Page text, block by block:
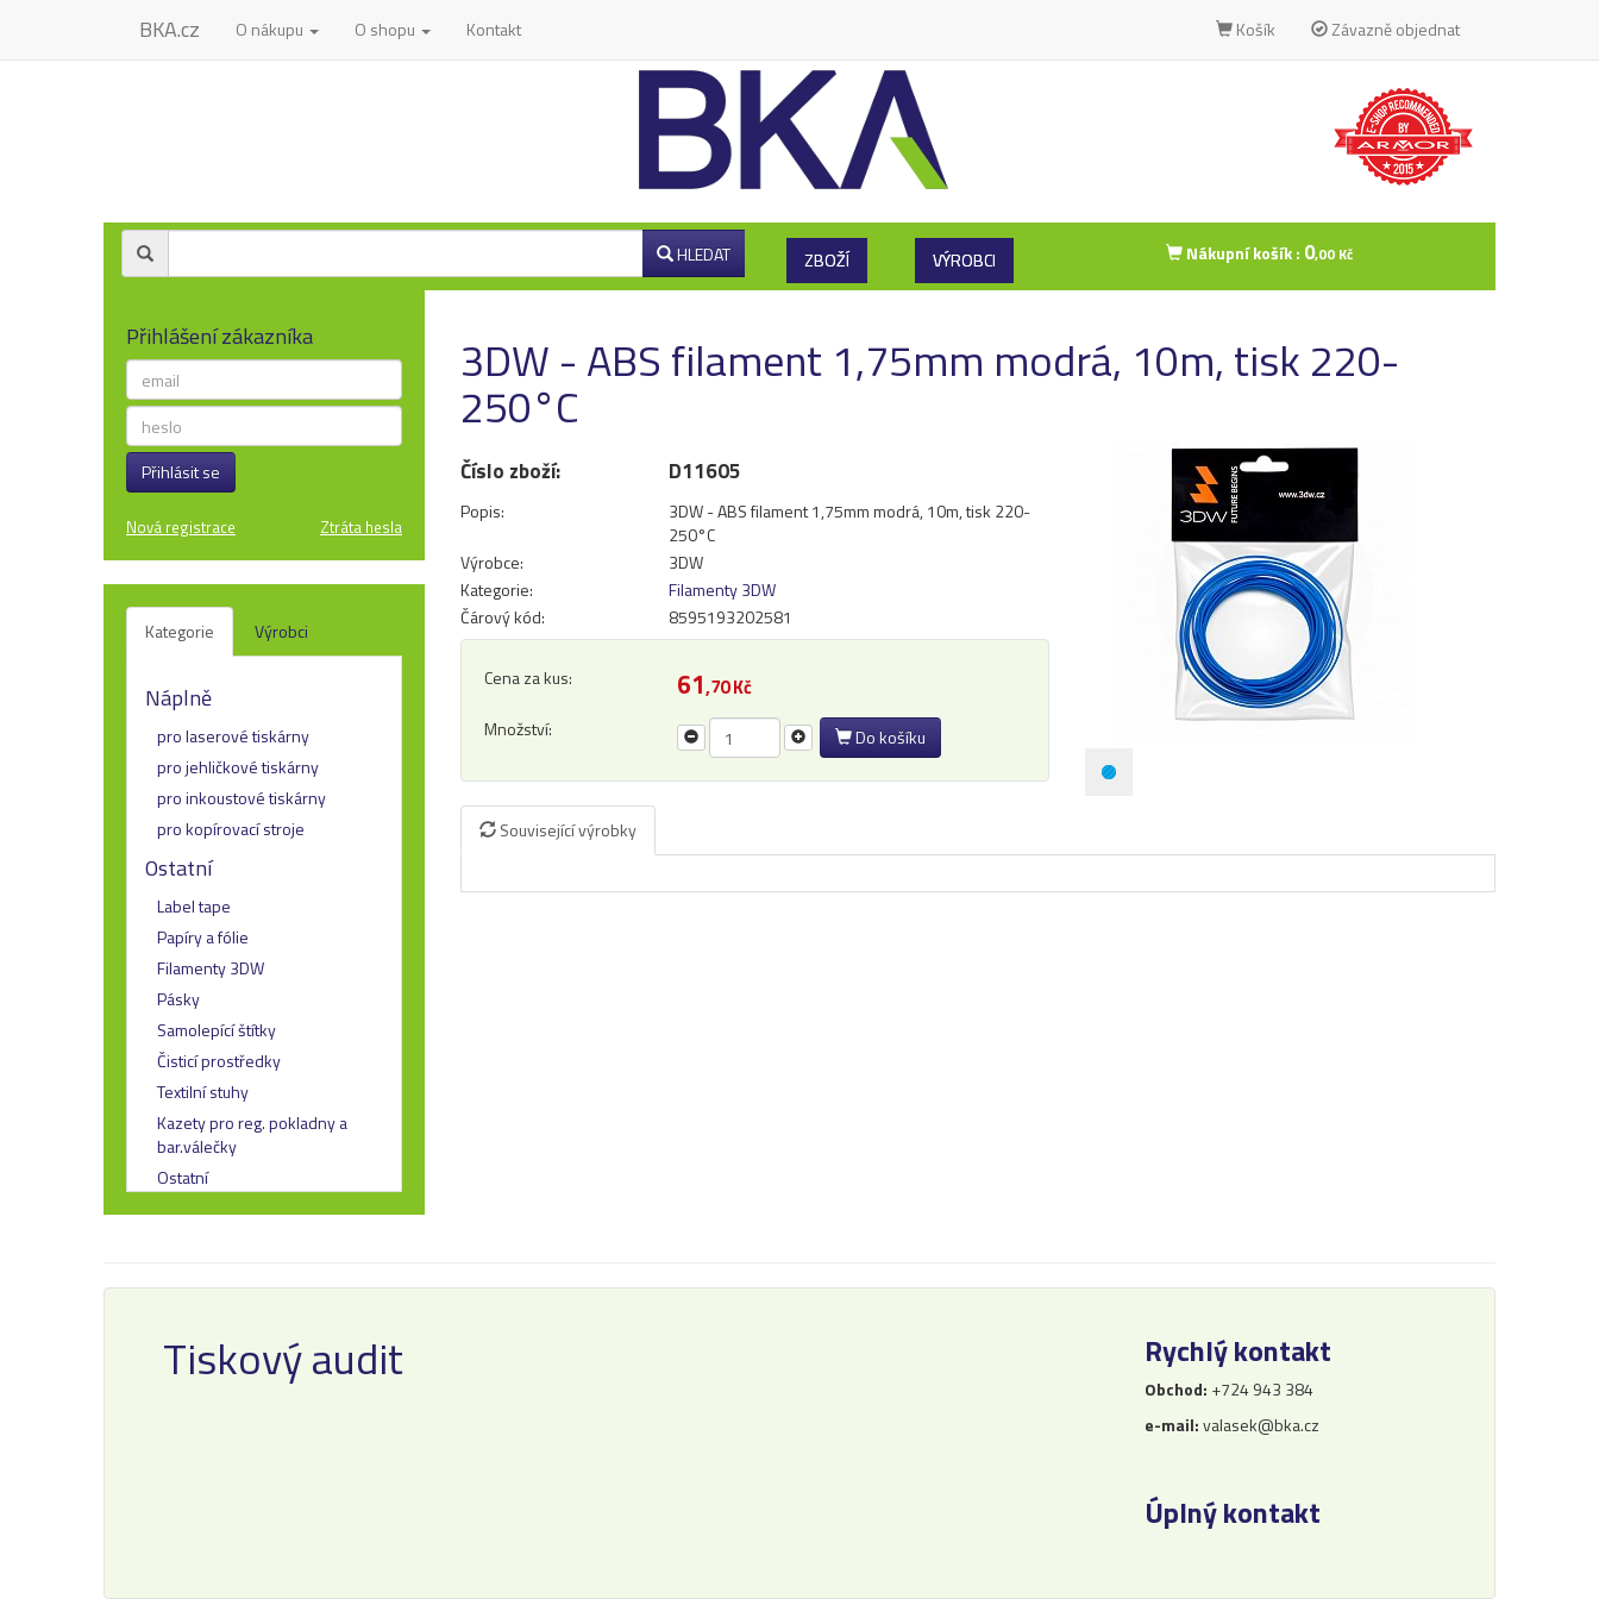
BKA.cz O nákupu O shopu Kontakt Košík Závazně objednat
HLEDAT ZBOŽÍ VÝROBCI Nákupní košík : 0,00 Kč
Přihlášení zákazníka
Přihlásit se
Nová registrace Ztráta hesla
Kategorie Výrobci
Náplně
pro laserové tiskárny
pro jehličkové tiskárny
pro inkoustové tiskárny
pro kopírovací stroje
Ostatní
Label tape
Papíry a fólie
Filamenty 3DW
Pásky
Samolepící štítky
Čisticí prostředky
Textilní stuhy
Kazety pro reg. pokladny a
bar.válečky
Ostatní
3DW - ABS filament 1,75mm modrá, 10m, tisk 220-
250°C
Číslo zboží: D11605
Popis:
3DW - ABS filament 1,75mm modrá, 10m, tisk 220-
250°C
Výrobce:
3DW
Kategorie:
Filamenty 3DW
Čárový kód:
8595193202581
Cena za kus: 61,70 Kč
Množství: Do košíku
Související výrobky
Tiskový audit Rychlý kontakt
Obchod: +724 943 384
e-mail:valasek@bka.cz
Úplný kontakt